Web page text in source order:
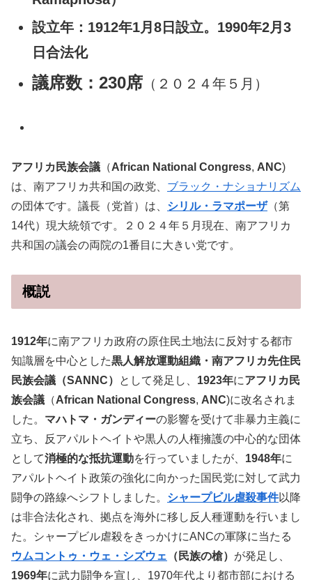
設立年：1912年1月8日設立。1990年2月3
日合法化
議席数：230席 （２０２４年５月）
アフリカ民族会議 （African National Congress, ANC)
は、南アフリカ共和国の政党、 ブラック・ナショナリズム
の団体です。議長（党首）は、 シリル・ラマポーザ（第
14代）現大統領です。２０２４年５月現在、南アフリカ
共和国の議会の両院の1番目に大きい党です。
概説
1912年に南アフリカ政府の原住民土地法に反対する都市
知識層を中心とした黒人解放運動組織・南アフリカ先住民
民族会議（SANNC）
として発足し、 1923年にアフリカ民
族会議 （African National Congress, ANC)に改名されま
した。 マハトマ・ガンディーの影響を受けて非暴力主義に
立ち、反アパルトヘイトや黒人の人権擁護の中心的な団体
として消極的な抵抗運動を行っていましたが、 1948年に
アパルトヘイト政策の強化に向かった国民党に対して武力
闘争の路線へシフトしました。 シャープビル虐殺事件以降
は非合法化され、拠点を海外に移し反人種運動を行いまし
た。シャープビル虐殺をきっかけにANCの軍隊に当たる
ウムコントゥ・ウェ・シズウェ （民族の槍） が発足し、
1969年に武力闘争を宣し、1970年代より都市部における